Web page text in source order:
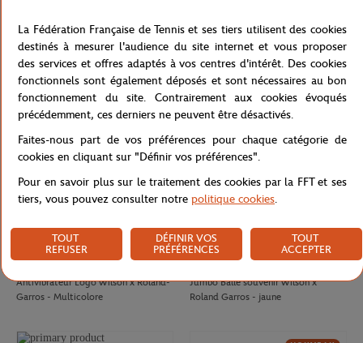
Polo Arbitre Homme Lacoste x
Roland-Garros - Marine
Jupe Ramasseuse femme Lacoste x
Roland-Garros - Blanc
WILSON 8,00 €
Antivibrateur Logo Wilson x Roland-
Garros - Multicolore
WILSON 32,00 €
Jumbo Balle souvenir Wilson x
Roland Garros - jaune
La Fédération Française de Tennis et ses tiers utilisent des cookies
destinés à mesurer l'audience du site internet et vous proposer
des services et offres adaptés à vos centres d'intérêt. Des cookies
fonctionnels sont également déposés et sont nécessaires au bon
fonctionnement du site. Contrairement aux cookies évoqués
précédemment, ces derniers ne peuvent être désactivés.
Faites-nous part de vos préférences pour chaque catégorie de
cookies en cliquant sur "Définir vos préférences".
Pour en savoir plus sur le traitement des cookies par la FFT et ses
tiers, vous pouvez consulter notre politique cookies.
TOUT
REFUSER
DÉFINIR VOS
PRÉFÉRENCES
TOUT
ACCEPTER